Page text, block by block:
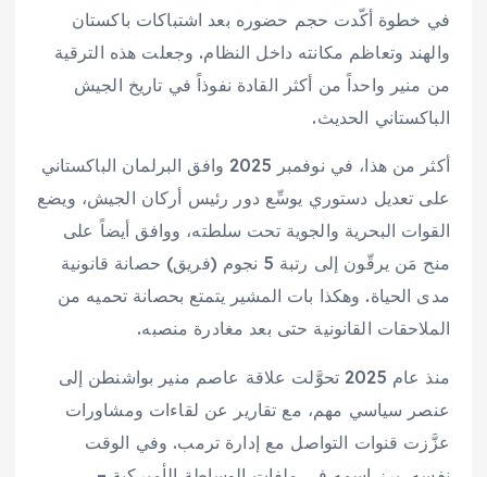
في خطوة أكّدت حجم حضوره بعد اشتباكات باكستان
والهند وتعاظم مكانته داخل النظام. وجعلت هذه الترقية
من منير واحداً من أكثر القادة نفوذاً في تاريخ الجيش
الباكستاني الحديث.
أكثر من هذا، في نوفمبر 2025 وافق البرلمان الباكستاني
على تعديل دستوري يوسِّع دور رئيس أركان الجيش، ويضع
القوات البحرية والجوية تحت سلطته، ووافق أيضاً على
منح مَن يرقّون إلى رتبة 5 نجوم (فريق) حصانة قانونية
مدى الحياة. وهكذا بات المشير يتمتع بحصانة تحميه من
الملاحقات القانونية حتى بعد مغادرة منصبه.
منذ عام 2025 تحوَّلت علاقة عاصم منير بواشنطن إلى
عنصر سياسي مهم، مع تقارير عن لقاءات ومشاورات
عزَّزت قنوات التواصل مع إدارة ترمب. وفي الوقت